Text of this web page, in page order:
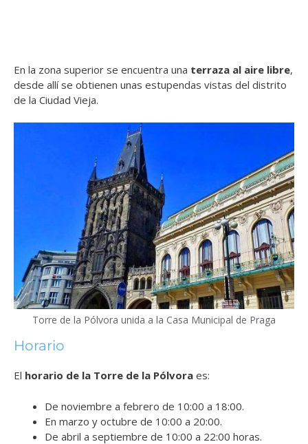
En la zona superior se encuentra una terraza al aire libre,
desde allí se obtienen unas estupendas vistas del distrito
de la Ciudad Vieja.
Torre de la Pólvora unida a la Casa Municipal de Praga
Horario
El horario de la Torre de la Pólvora es:
De noviembre a febrero de 10:00 a 18:00.
En marzo y octubre de 10:00 a 20:00.
De abril a septiembre de 10:00 a 22:00 horas.